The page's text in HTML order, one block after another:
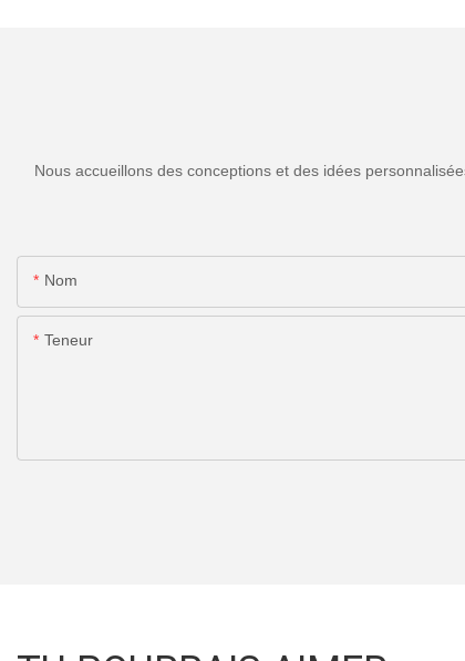
Nous accueillons des conceptions et des idées
Nom
Teneur